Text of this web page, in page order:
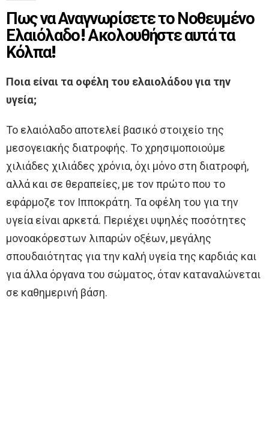
Πως να Αναγνωρίσετε το Νοθευμένο
Ελαιόλαδο! Ακολουθήστε αυτά τα
Κόλπα!
Ποια είναι τα οφέλη του ελαιολάδου για την
υγεία;
Το ελαιόλαδο αποτελεί βασικό στοιχείο της
μεσογειακής διατροφής. Το χρησιμοποιούμε
χιλιάδες χιλιάδες χρόνια, όχι μόνο στη διατροφή,
αλλά και σε θεραπείες, με τον πρώτο που το
εφάρμοζε τον Ιπποκράτη. Τα οφέλη του για την
υγεία είναι αρκετά. Περιέχει υψηλές ποσότητες
μονοακόρεστων λιπαρών οξέων, μεγάλης
σπουδαιότητας για την καλή υγεία της καρδιάς και
για άλλα όργανα του σώματος, όταν καταναλώνεται
σε καθημερινή βάση.